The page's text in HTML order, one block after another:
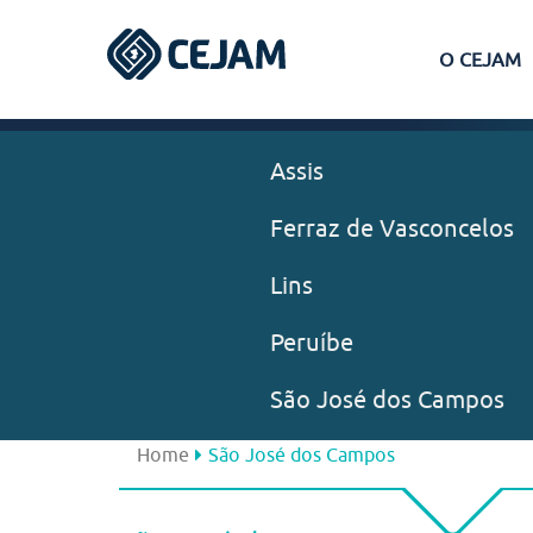
O CEJAM
Assis
Ferraz de Vasconcelos
Lins
Peruíbe
São José dos Campos
Home São José dos Campos